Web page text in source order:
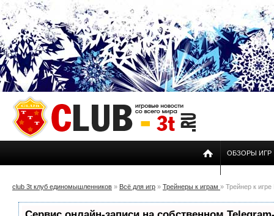
ОБЗОРЫ ИГР
club 3t клуб единомышленников » Всё для игр » Трейнеры к играм » Трейнер к